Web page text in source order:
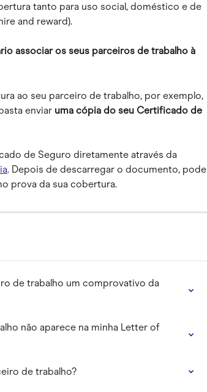
tanto para uso social, doméstico e de
and reward).
associar os seus parceiros de trabalho à
ao seu parceiro de trabalho, por exemplo,
enviar uma cópia do seu Certificado de
de Seguro diretamente através da
. Depois de descarregar o documento, pode
prova da sua cobertura.
de trabalho um comprovativo da
não aparece na minha Letter of
de trabalho?